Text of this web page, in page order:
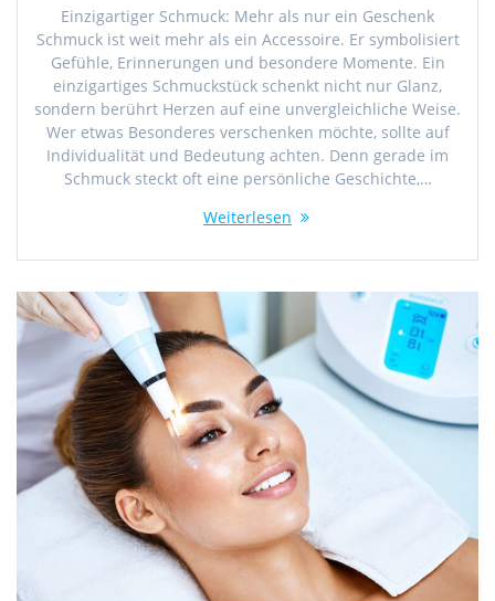
Einzigartiger Schmuck: Mehr als nur ein Geschenk
Schmuck ist weit mehr als ein Accessoire. Er symbolisiert
Gefühle, Erinnerungen und besondere Momente. Ein
einzigartiges Schmuckstück schenkt nicht nur Glanz,
sondern berührt Herzen auf eine unvergleichliche Weise.
Wer etwas Besonderes verschenken möchte, sollte auf
Individualität und Bedeutung achten. Denn gerade im
Schmuck steckt oft eine persönliche Geschichte,…
Weiterlesen